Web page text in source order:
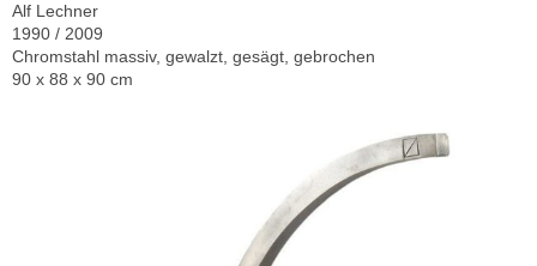
Alf Lechner
1990 / 2009
Chromstahl massiv, gewalzt, gesägt, gebrochen
90 x 88 x 90 cm